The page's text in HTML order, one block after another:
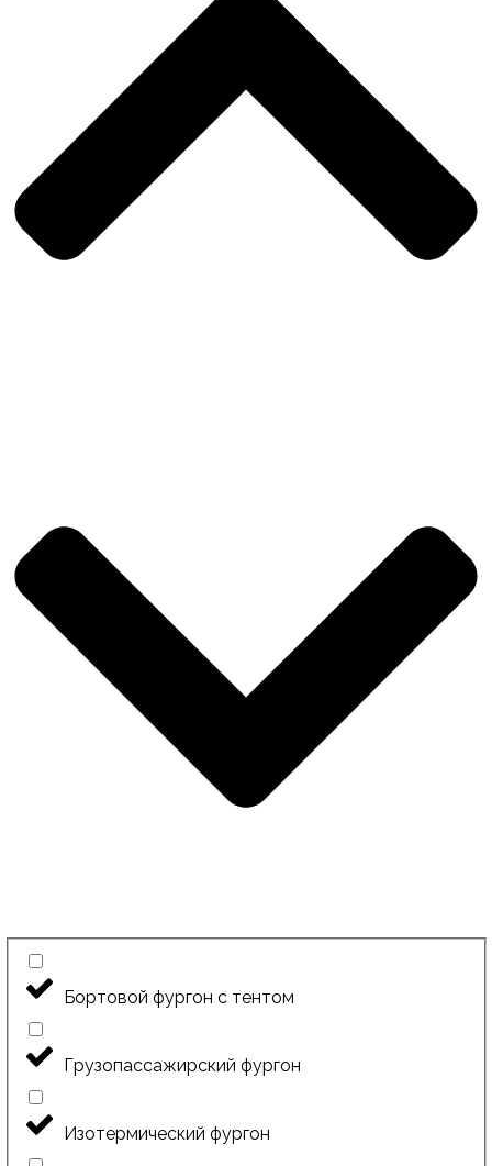
Бортовой фургон с тентом
Грузопассажирский фургон
Изотермический фургон